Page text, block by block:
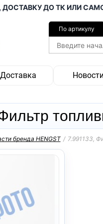
ДО ТК ИЛИ
По артикулу
Доставка Новости
бренда HENGST / 7.991133,